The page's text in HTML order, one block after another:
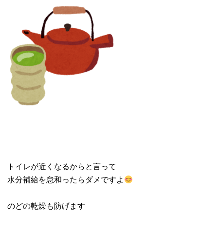
トイレが近くなるからと言って
水分補給を怠和ったらダメですよ
のどの乾燥も防げます